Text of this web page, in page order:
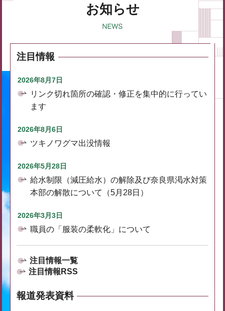
お知らせ
注目情報
2026年8月7日
リンク切れ箇所の確認・修正を集中的に行ってい
ます
2026年8月6日
ツキノワグマ出没情報
2026年5月28日
給水制限（減圧給水）の解除及び奈良県渇水対策
本部の解散について（5月28日）
2026年3月3日
職員の「服装の柔軟化」について
注目情報一覧
注目情報RSS
報道発表資料